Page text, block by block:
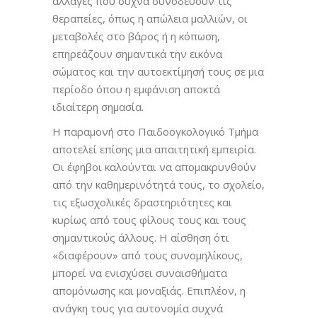
θεραπείες, όπως η απώλεια μαλλιών, οι
μεταβολές στο βάρος ή η κόπωση,
επηρεάζουν σημαντικά την εικόνα
σώματος και την αυτοεκτίμησή τους σε μια
περίοδο όπου η εμφάνιση αποκτά
ιδιαίτερη σημασία.
Η παραμονή στο Παιδοογκολογικό Τμήμα
αποτελεί επίσης μια απαιτητική εμπειρία.
Οι έφηβοι καλούνται να απομακρυνθούν
από την καθημερινότητά τους, το σχολείο,
τις εξωσχολικές δραστηριότητες και
κυρίως από τους φίλους τους και τους
σημαντικούς άλλους. Η αίσθηση ότι
«διαφέρουν» από τους συνομηλίκους,
μπορεί να ενισχύσει συναισθήματα
απομόνωσης και μοναξιάς. Επιπλέον, η
ανάγκη τους για αυτονομία συχνά